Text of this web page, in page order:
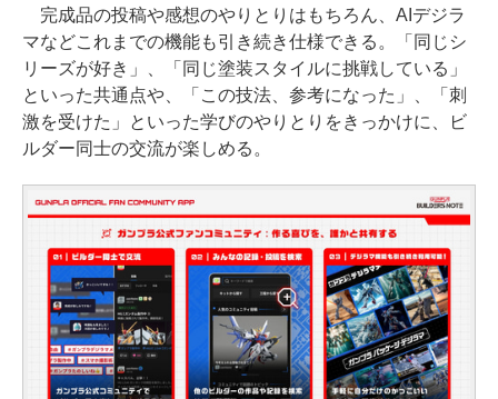
完成品の投稿や感想のやりとりはもちろん、AIデジラ
マなどこれまでの機能も引き続き仕様できる。「同じシ
リーズが好き」、「同じ塗装スタイルに挑戦している」
といった共通点や、「この技法、参考になった」、「刺
激を受けた」といった学びのやりとりをきっかけに、ビ
ルダー同士の交流が楽しめる。